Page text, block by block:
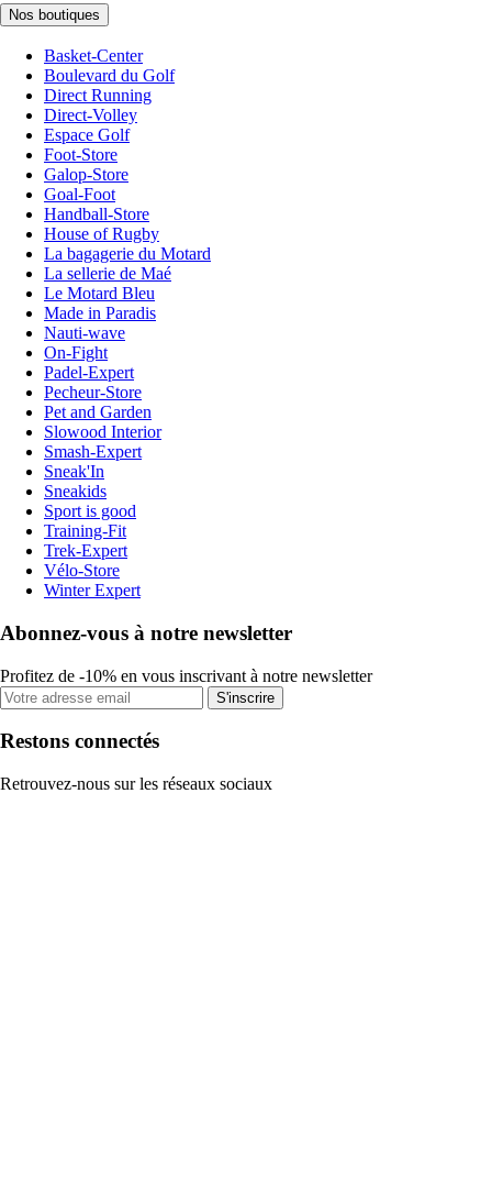
Nos boutiques
Basket-Center
Boulevard du Golf
Direct Running
Direct-Volley
Espace Golf
Foot-Store
Galop-Store
Goal-Foot
Handball-Store
House of Rugby
La bagagerie du Motard
La sellerie de Maé
Le Motard Bleu
Made in Paradis
Nauti-wave
On-Fight
Padel-Expert
Pecheur-Store
Pet and Garden
Slowood Interior
Smash-Expert
Sneak'In
Sneakids
Sport is good
Training-Fit
Trek-Expert
Vélo-Store
Winter Expert
Abonnez-vous à notre newsletter
Profitez de -10% en vous inscrivant à notre newsletter
S'inscrire
Restons connectés
Retrouvez-nous sur les réseaux sociaux